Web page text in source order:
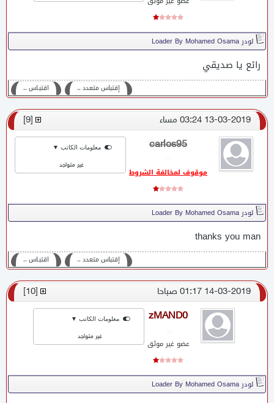
لودر Loader By Mohamed Osama
رائع يا صديقي
اقتبـاس ،، إقتباس متعدد ،،
13-03-2019 03:24 مساء [
9
carlos95
موقوف لمخالفة الشروط
معلومات الكاتب ▼
غير متواجد
لودر Loader By Mohamed Osama
thanks you man
اقتبـاس ،، إقتباس متعدد ،،
14-03-2019 01:17 صباحا [
10
zMAND0
عضو غير موثق
معلومات الكاتب ▼
غير متواجد
لودر Loader By Mohamed Osama